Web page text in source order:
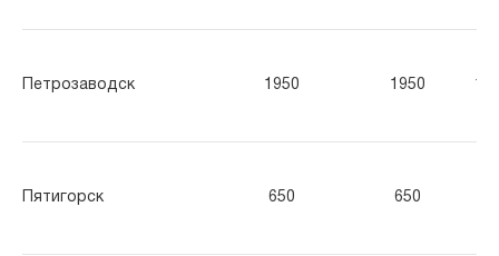
Петрозаводск 1950 1950
Пятигорск 650 650